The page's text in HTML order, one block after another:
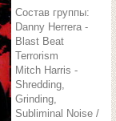
Состав группы:
Danny Herrera -
Blast Beat
Terrorism
Mitch Harris -
Shredding,
Grinding,
Subliminal Noise /